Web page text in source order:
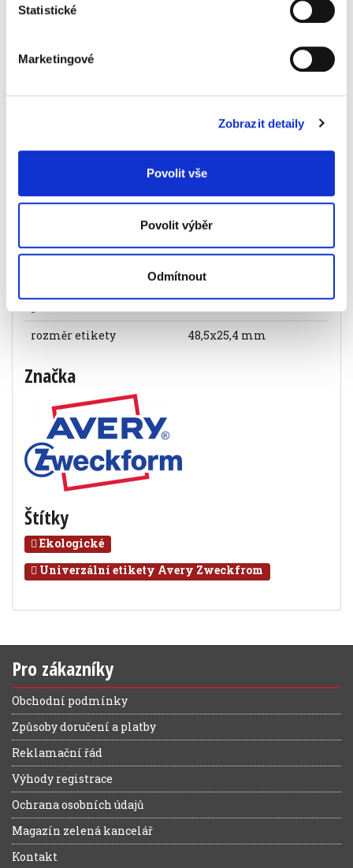
Statistické
Marketingové
Zobrazit detaily
Povolit vše
Povolit výběr
Odmítnout
etikety mají certifikaci FSC
40 etiket na listě A4
balení 25 + 5 listů
Etikety univerzální Avery 4780,
48,5x25,4 mm, bílé, 25+5 l.
Specifikace produktu
Objednací číslo
91530485254
bílá
rozměr etikety
48,5x25,4 mm
Značka
Štítky
Ekologické
Univerzální etikety Avery Zweckfrom
Pro zákazníky
Obchodní podmínky
Způsoby doručení a platby
Reklamační řád
Výhody registrace
Ochrana osobních údajů
Magazín zelená kancelář
Kontakt